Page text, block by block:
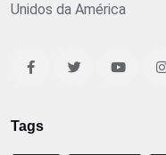
Unidos da América
Tags